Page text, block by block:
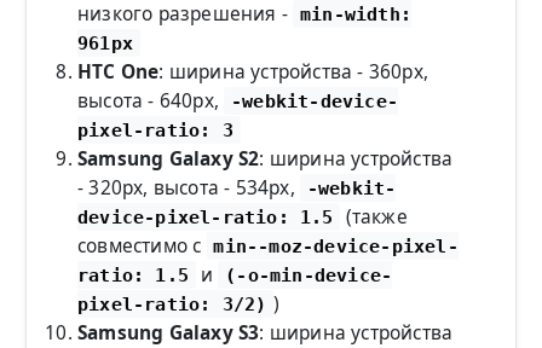
низкого разрешения - min-width:
961px
HTC One: ширина устройства - 360px,
высота - 640px,
-webkit-device-
pixel-ratio: 3
Samsung Galaxy S2: ширина устройства
- 320px, высота - 534px,
-webkit-
device-pixel-ratio: 1.5
(также
совместимо с
min--moz-device-pixel-
ratio: 1.5
и
(-o-min-device-
pixel-ratio: 3/2) )
Samsung Galaxy S3: ширина устройства